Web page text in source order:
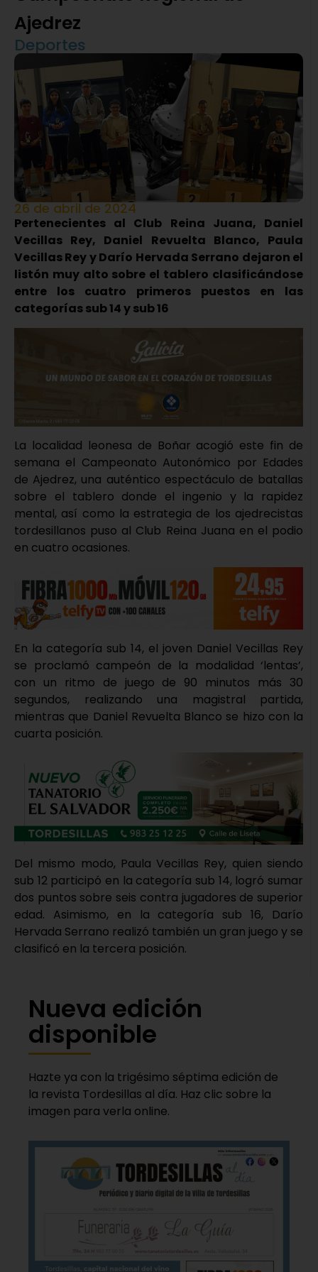
Ajedrez
Deportes
26 de abril de 2024
Pertenecientes al Club Reina Juana, Daniel
Vecillas Rey, Daniel Revuelta Blanco, Paula
Vecillas Rey y Darío Hervada Serrano dejaron el
listón muy alto sobre el tablero clasificándose
entre los cuatro primeros puestos en las
categorías sub 14 y sub 16
La localidad leonesa de Boñar acogió este fin de
semana el Campeonato Autonómico por Edades
de Ajedrez, una auténtico espectáculo de batallas
sobre el tablero donde el ingenio y la rapidez
mental, así como la estrategia de los ajedrecistas
tordesillanos puso al Club Reina Juana en el podio
en cuatro ocasiones.
En la categoría sub 14, el joven Daniel Vecillas Rey
se proclamó campeón de la modalidad ‘lentas’,
con un ritmo de juego de 90 minutos más 30
segundos, realizando una magistral partida,
mientras que Daniel Revuelta Blanco se hizo con la
cuarta posición.
Del mismo modo, Paula Vecillas Rey, quien siendo
sub 12 participó en la categoría sub 14, logró sumar
dos puntos sobre seis contra jugadores de superior
edad. Asimismo, en la categoría sub 16, Darío
Hervada Serrano realizó también un gran juego y se
clasificó en la tercera posición.
Nueva edición
disponible
Hazte ya con la trigésimo séptima edición de
la revista Tordesillas al día. Haz clic sobre la
imagen para verla online.